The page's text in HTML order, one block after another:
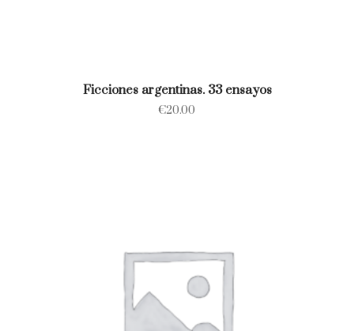
Ficciones argentinas. 33 ensayos
€20.00